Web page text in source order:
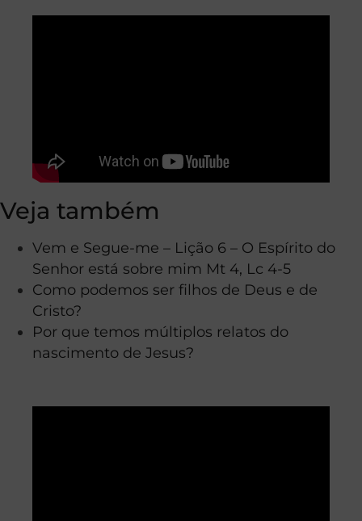
Veja também
Vem e Segue-me – Lição 6 – O Espírito do
Senhor está sobre mim Mt 4, Lc 4-5
Como podemos ser filhos de Deus e de
Cristo?
Por que temos múltiplos relatos do
nascimento de Jesus?